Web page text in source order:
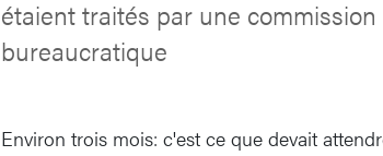
étaient traités par une
bureaucratique
Environ trois mois: c'est ce que devait